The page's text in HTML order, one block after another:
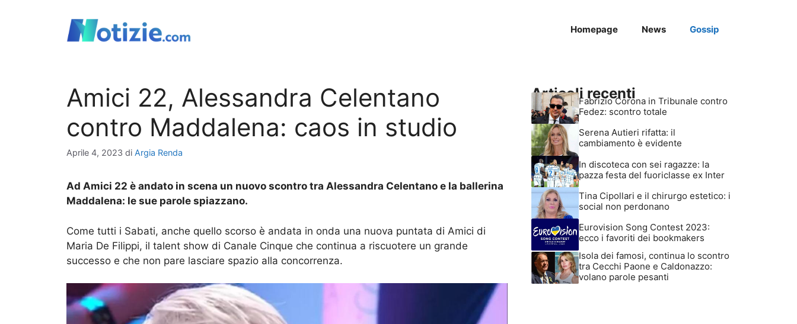
Homepage News Gossip
Amici 22, Alessandra Celentano
contro Maddalena: caos in studio
Aprile 4, 2023 di Argia Renda
Ad Amici 22 è andato in scena un nuovo scontro tra Alessandra Celentano e la ballerina
Maddalena: le sue parole spiazzano.
Come tutti i Sabati, anche quello scorso è andata in onda una nuova puntata di Amici di
Maria De Filippi, il talent show di Canale Cinque che continua a riscuotere un grande
successo e che non pare lasciare spazio alla concorrenza.
Articoli recenti
Fabrizio Corona in Tribunale contro
Fedez: scontro totale
Serena Autieri rifatta: il
cambiamento è evidente
In discoteca con sei ragazze: la
pazza festa del fuoriclasse ex Inter
Tina Cipollari e il chirurgo estetico: i
social non perdonano
Eurovision Song Contest 2023:
ecco i favoriti dei bookmakers
Isola dei famosi, continua lo scontro
tra Cecchi Paone e Caldonazzo:
volano parole pesanti